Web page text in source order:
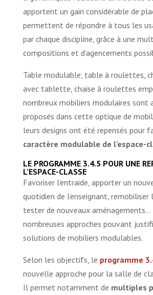
apportent un gain considérable de
permettent de répondre à tous les
par chaque discipline, grâce à une
compositions et d’agencements
Table modulable, table à roulettes,
avec tablette, chaise à roulettes
nombreux mobiliers modulaires sont
proposés dans cette optique de
leurs designs ont été repensés pour
caractère modulable de l’espace-
LE PROGRAMME 3.4.5 POUR UNE
L’ESPACE-CLASSE
Favoriser l’entraide, apporter un
quotidien de l’enseignant, remobiliser
tester de nouveaux
nombreuses approches pouvant
solutions de mobiliers modulables.
Selon les objectifs, le programme
nouvelle approche pour la salle de
Il permet notamment de multiples